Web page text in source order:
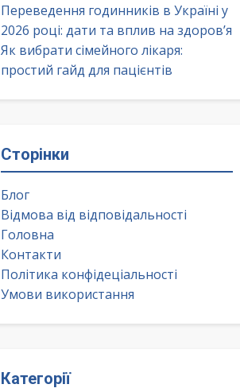
Переведення годинників в Україні у
2026 році: дати та вплив на здоров’я
Як вибрати сімейного лікаря:
простий гайд для пацієнтів
Сторінки
Блог
Відмова від відповідальності
Головна
Контакти
Політика конфідеціальності
Умови використання
Категорії